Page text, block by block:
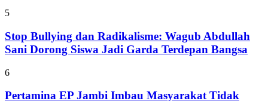
5
Stop Bullying dan Radikalisme: Wagub Abdullah
Sani Dorong Siswa Jadi Garda Terdepan Bangsa
6
Pertamina EP Jambi Imbau Masyarakat Tidak